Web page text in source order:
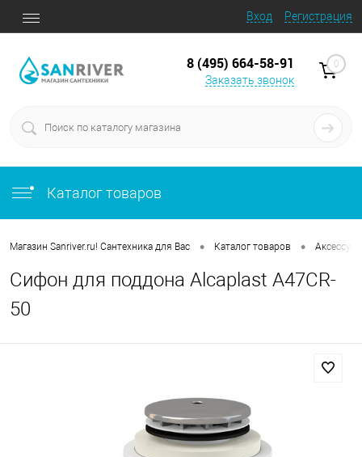
Вход Регистрация
8 (495) 664-58-91
Заказать звонок
0
Каталог товаров
Магазин Sanriver.ru! Сантехника для Вас • Каталог товаров •
Сифон для поддона Alcaplast A47CR-
50